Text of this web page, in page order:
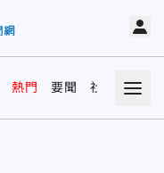
熱門 要聞 社會 娛樂